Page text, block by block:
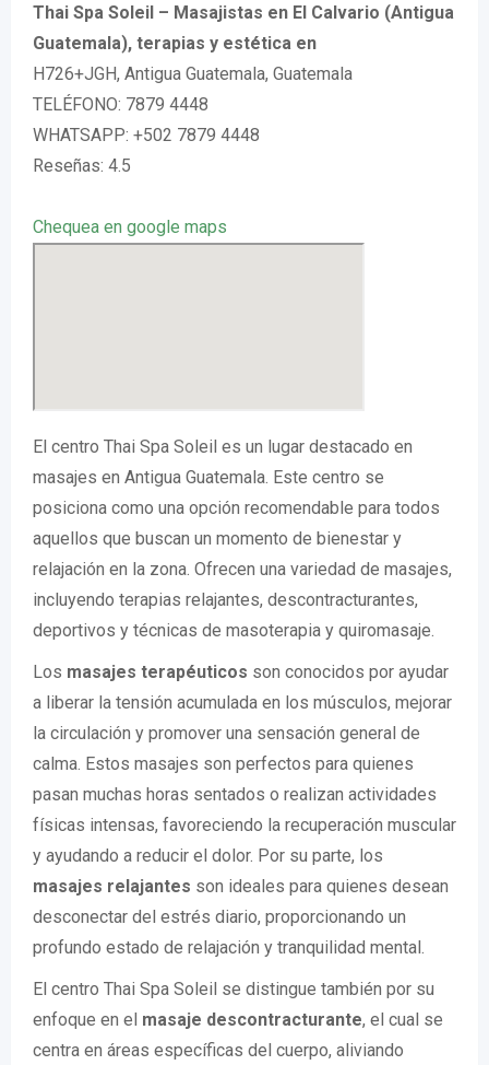
Thai Spa Soleil – Masajistas en El Calvario (Antigua
Guatemala), terapias y estética en
H726+JGH, Antigua Guatemala, Guatemala
TELÉFONO: 7879 4448
WHATSAPP: +502 7879 4448
Reseñas: 4.5
Chequea en google maps
El centro Thai Spa Soleil es un lugar destacado en
masajes en Antigua Guatemala. Este centro se
posiciona como una opción recomendable para todos
aquellos que buscan un momento de bienestar y
relajación en la zona. Ofrecen una variedad de masajes,
incluyendo terapias relajantes, descontracturantes,
deportivos y técnicas de masoterapia y quiromasaje.
Los masajes terapéuticos son conocidos por ayudar
a liberar la tensión acumulada en los músculos, mejorar
la circulación y promover una sensación general de
calma. Estos masajes son perfectos para quienes
pasan muchas horas sentados o realizan actividades
físicas intensas, favoreciendo la recuperación muscular
y ayudando a reducir el dolor. Por su parte, los
masajes relajantes son ideales para quienes desean
desconectar del estrés diario, proporcionando un
profundo estado de relajación y tranquilidad mental.
El centro Thai Spa Soleil se distingue también por su
enfoque en el masaje descontracturante, el cual se
centra en áreas específicas del cuerpo, aliviando